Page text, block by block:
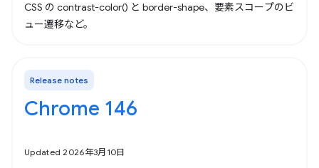
CSS の contrast-color() と border-shape、要素スコープのビ
ュー遷移など。
Release notes
Chrome 146
Updated 2026年3月10日